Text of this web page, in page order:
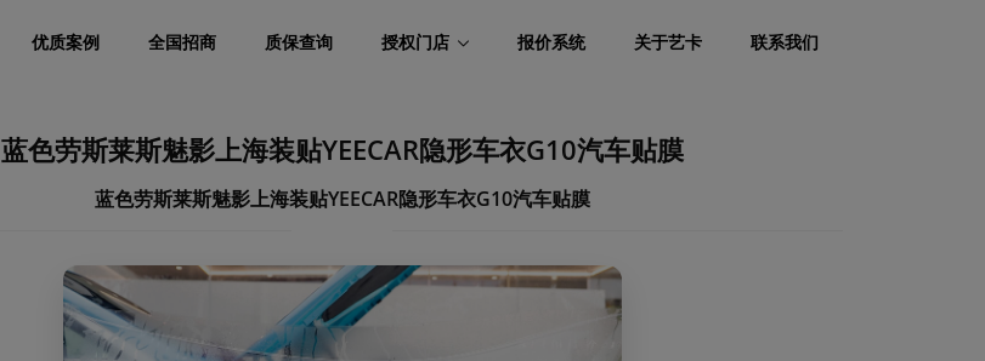
优质案例 全国招商 质保查询 授权门店 报价系统 关于艺卡 联系我们
蓝色劳斯莱斯魅影上海装贴YEECAR隐形车衣G10汽车贴膜
蓝色劳斯莱斯魅影上海装贴YEECAR隐形车衣G10汽车贴膜